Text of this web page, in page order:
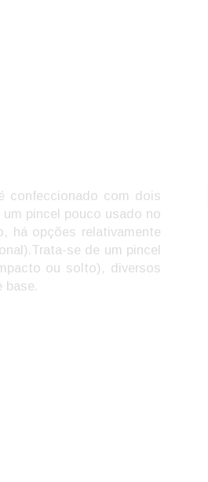
confeccionado com dois
pincel pouco usado no
há opções relativamente
se de um pincel
ou solto), diversos
base.